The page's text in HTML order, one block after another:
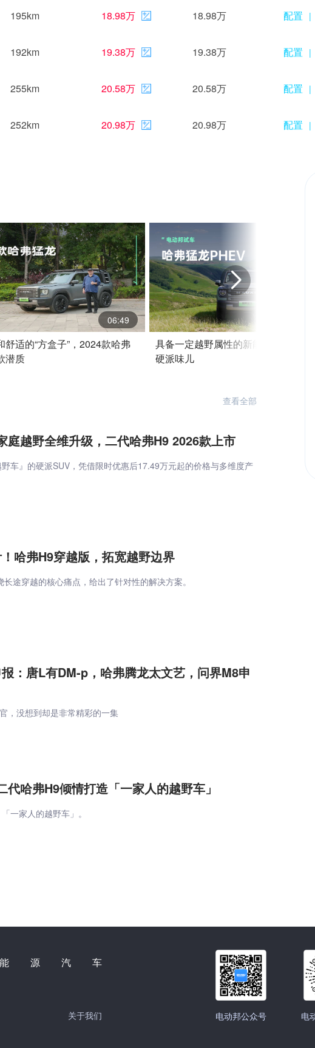
195km 18.98万 18.98万 配置 |
192km 19.38万 19.38万 配置 |
255km 20.58万 20.58万 配置 |
252km 20.98万 20.98万 配置 |
06:49
舒适的“方盒子”，2024款哈弗
潜质
具备一定越野属性的新能源SUV，浓
硬派味儿
查看全部
庭越野全维升级，二代哈弗H9 2026款上市
车』的硬派SUV，凭借限时优惠后17.49万元起的价格与多维度产
哈弗H9穿越版，拓宽越野边界
途穿越的核心痛点，给出了针对性的解决方案。
：唐L有DM-p，哈弗腾龙太文艺，问界M8申
，没想到却是非常精彩的一集
代哈弗H9倾情打造「一家人的越野车」
一家人的越野车」。
源汽车
关于我们 电动邦公众号 电